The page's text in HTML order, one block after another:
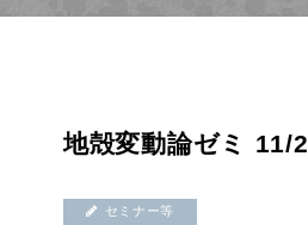
地殻変動論ゼミ 11/2
セミナー等